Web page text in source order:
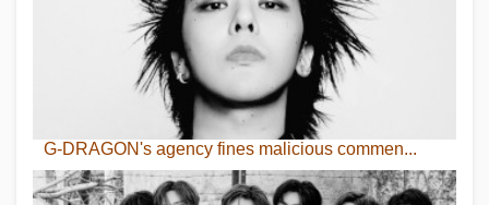
G-DRAGON's agency fines malicious commen...